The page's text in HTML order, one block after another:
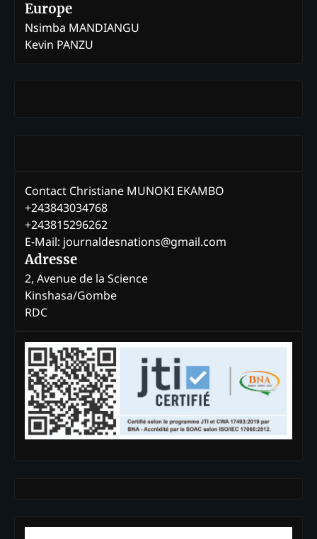
Europe
Nsimba MANDIANGU
Kevin PANZU
Contact Christiane MUNOKI EKAMBO
+243843034768
+243815296262
E-Mail: journaldesnations@gmail.com
Adresse
2, Avenue de la Science
Kinshasa/Gombe
RDC